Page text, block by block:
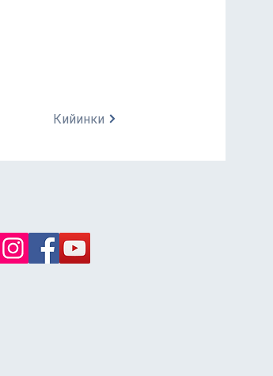
Кийинки